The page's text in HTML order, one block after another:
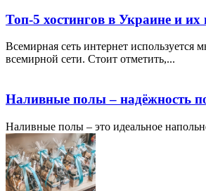
Топ-5 хостингов в Украине и
Всемирная сеть интернет
всемирной сети. Стоит отметить,...
Наливные полы – надёжность
Наливные полы – это идеальное